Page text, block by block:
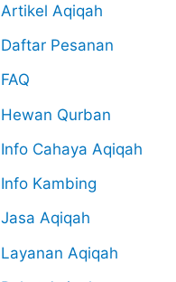
Artikel Aqiqah
Daftar Pesanan
FAQ
Hewan Qurban
Info Cahaya Aqiqah
Info Kambing
Jasa Aqiqah
Layanan Aqiqah